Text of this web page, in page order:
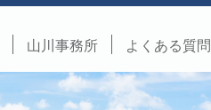
山川事務所 よくある質問